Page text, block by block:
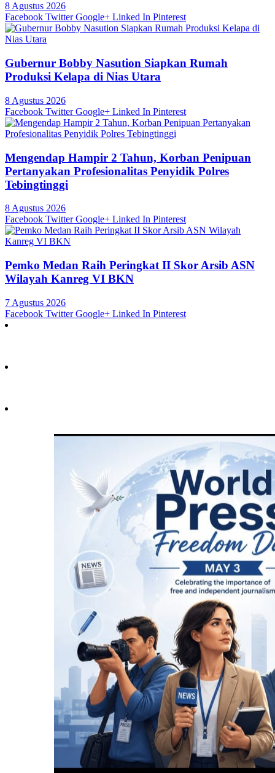
8 Agustus 2026
Facebook Twitter Google+ Linked In Pinterest
Gubernur Bobby Nasution Siapkan Rumah
Produksi Kelapa di Nias Utara
8 Agustus 2026
Facebook Twitter Google+ Linked In Pinterest
Mengendap Hampir 2 Tahun, Korban Penipuan
Pertanyakan Profesionalitas Penyidik Polres
Tebingtinggi
8 Agustus 2026
Facebook Twitter Google+ Linked In Pinterest
Pemko Medan Raih Peringkat II Skor Arsib ASN
Wilayah Kanreg VI BKN
7 Agustus 2026
Facebook Twitter Google+ Linked In Pinterest